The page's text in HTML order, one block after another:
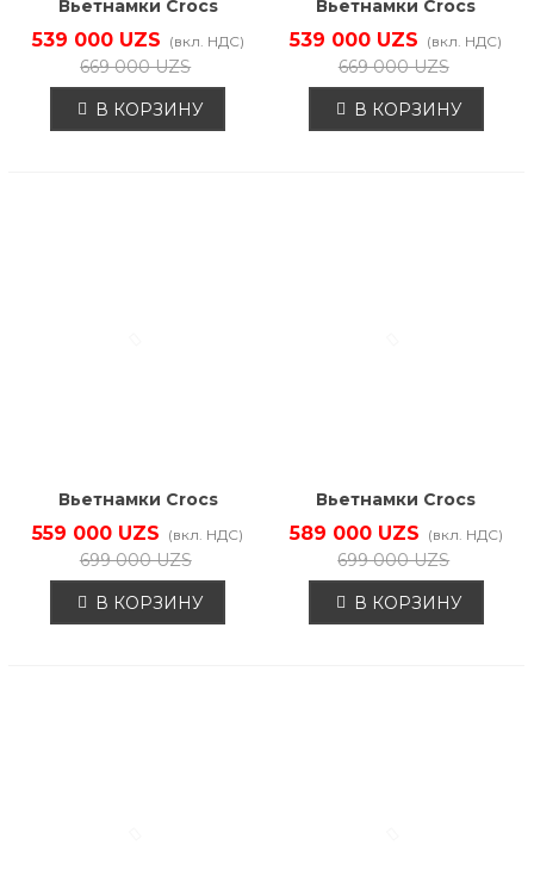
Вьетнамки Crocs
211100-001
539 000 UZS (вкл. НДС)
669 000 UZS
В КОРЗИНУ
Вьетнамки Crocs
211100-6UR
539 000 UZS (вкл. НДС)
669 000 UZS
В КОРЗИНУ
Вьетнамки Crocs
211435-001
559 000 UZS (вкл. НДС)
699 000 UZS
В КОРЗИНУ
Вьетнамки Crocs
211474-7C1
589 000 UZS (вкл. НДС)
699 000 UZS
В КОРЗИНУ